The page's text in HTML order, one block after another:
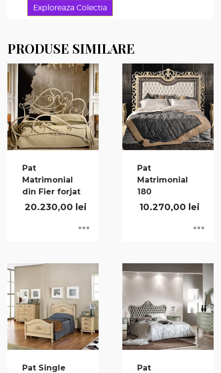
Exploreaza Colectia
PRODUSE SIMILARE
Pat
Matrimonial
din Fier forjat
20.230,00 lei
Pat
Matrimonial
180
10.270,00 lei
Pat Single
Pat